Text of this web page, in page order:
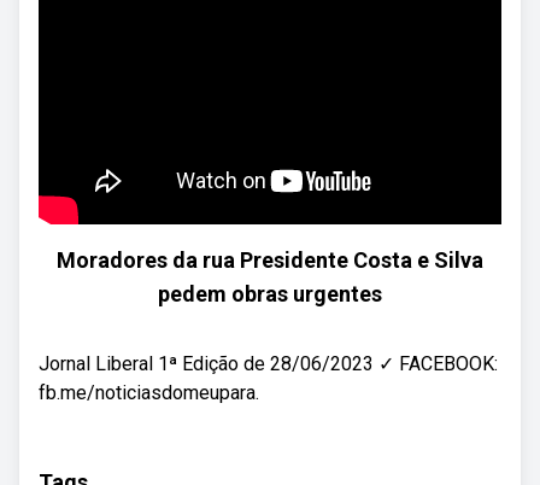
Moradores da rua Presidente Costa e Silva
pedem obras urgentes
Jornal Liberal 1ª Edição de 28/06/2023 ✓ FACEBOOK:
fb.me/noticiasdomeupara.